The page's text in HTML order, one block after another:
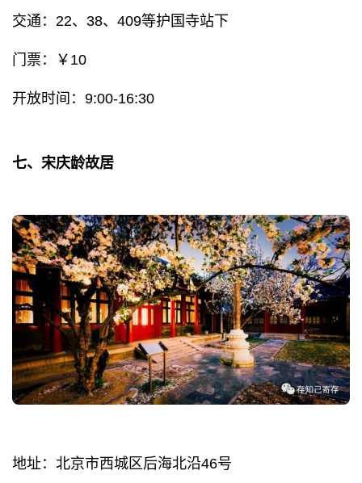
交通：22、38、409等护国寺站下
门票：￥10
开放时间：9:00-16:30
七、宋庆龄故居
地址：北京市西城区后海北沿46号